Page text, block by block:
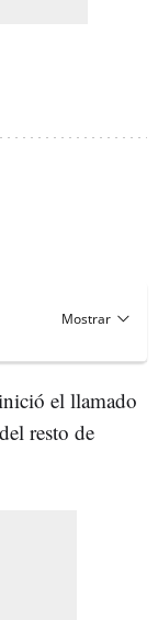
el llamado
resto de